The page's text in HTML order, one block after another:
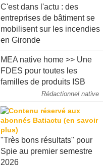
C'est dans l'actu : des
entreprises de bâtiment se
mobilisent sur les incendies
en Gironde
MEA native home >> Une
FDES pour toutes les
familles de produits ISB
Rédactionnel native
"Très bons résultats" pour
Spie au premier semestre
2026